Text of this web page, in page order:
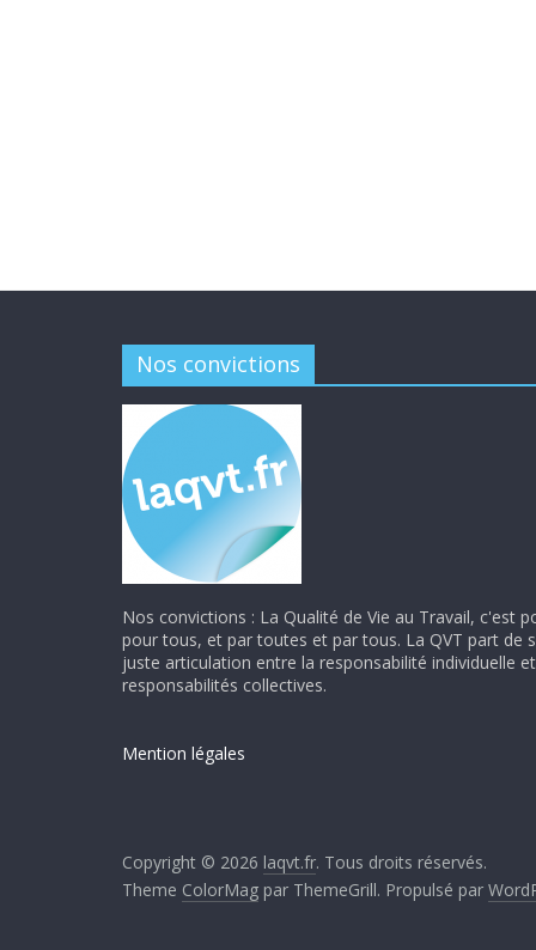
Nos convictions
Nos convictions : La Qualité de Vie au Travail, c'est
pour tous, et par toutes et par tous. La QVT part de
juste articulation entre la responsabilité individuelle
responsabilités collectives.
Mention légales
Copyright © 2026 laqvt.fr. Tous droits réservés.
Theme ColorMag par ThemeGrill. Propulsé par